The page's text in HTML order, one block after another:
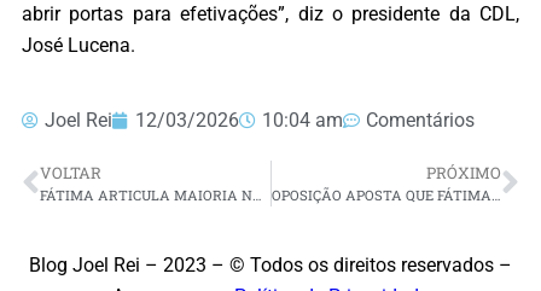
abrir portas para efetivações”, diz o presidente da CDL,
José Lucena.
Joel Rei 12/03/2026 10:04 am Comentários
VOLTAR PRÓXIMO
Blog Joel Rei – 2023 – © Todos os direitos reservados –